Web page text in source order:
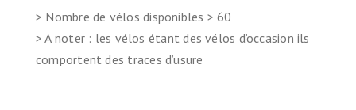
> Nombre de vélos disponibles > 60
> A noter : les vélos étant des vélos d’occasion ils
comportent des traces d’usure